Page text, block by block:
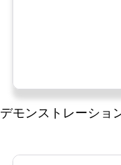
デモンストレーショ